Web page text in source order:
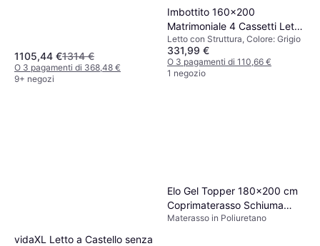
1105,44 €1314 €
O 3 pagamenti di 368,48 €
9+ negozi
Imbottito 160x200
Matrimoniale 4 Cassetti Letto
con Struttura
Letto con Struttura, Colore: Grigio
331,99 €
O 3 pagamenti di 110,66 €
1 negozio
vidaXL Letto a Castello senza
Elo Gel Topper 180x200 cm
Coprimaterasso Schiuma
Memory Materasso in
Materasso in Poliuretano